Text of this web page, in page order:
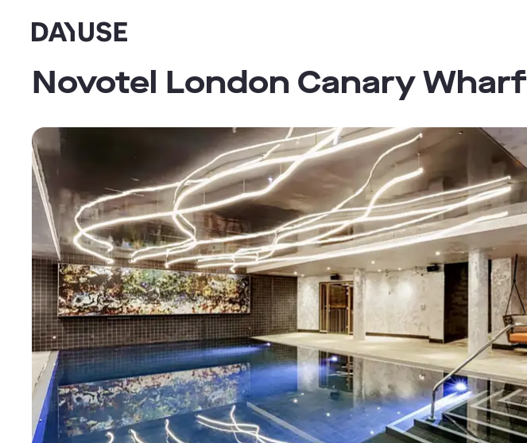
Dayuse
Novotel London Canary Wharf